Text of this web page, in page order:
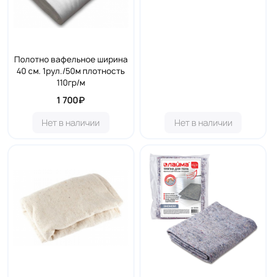
Полотно вафельное ширина
40 см. 1рул./50м плотность
110гр/м
1 700₽
Нет в наличии
Нет в наличии